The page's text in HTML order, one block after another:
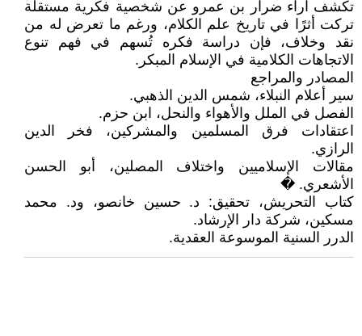
تكشف آراء ضرار بن عمرو عن شخصية فكرية مستقلة
تركت أثرًا في تاريخ علم الكلام، ورغم ما تعرض له من
نقد وخلاف، فإن دراسة فكره تُسهم في فهم تنوع
الاتجاهات الكلامية في الإسلام المبكر.
المصادر والمراجع
سير أعلام النبلاء، شمس الدين الذهبي.
الفصل في الملل والأهواء والنحل، ابن حزم.
اعتقادات فرق المسلمين والمشركين، فخر الدين
الرازي.
مقالات الإسلاميين واختلاف المصلين، أبو الحسن
الأشعري. �
كتاب التحريش، تحقيق: د. حسين خانصو، ود. محمد
مسكين، شركة دار الإرشاد.
الدرر السنية الموسوعة العقدية.